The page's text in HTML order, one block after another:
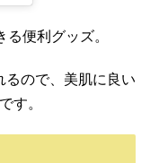
便利グッズ。
るので、美肌に良い
す。